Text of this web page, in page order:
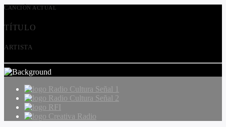
CANCIÓN ACTUAL
TÍTULO
ARTISTA
Radio Cultura Señal 1
Radio Cultura Señal 2
RFI
Creativa Radio